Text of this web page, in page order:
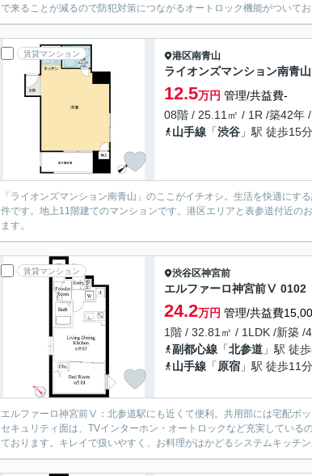
で来ることが減るので防犯対策につながるオートロック機能がついて
賃貸マンション 港区南青山
ライオンズマンション南青山
12.5万円 管理/共益費-
08階 / 25.11㎡ / 1R /築42年
山手線 「渋谷 」駅 徒歩15分
「ライオンズマンション南青山」のここがイチオシ。生活を快適に
件です。地上11階建てのマンションです。港区エリアと表参道付近の
ます。
賃貸マンション 渋谷区神宮前
エルファーロ神宮前Ⅴ 0102
24.2万円 管理/共益費
1階 / 32.81㎡ / 1LDK /新築 /
副都心線 「北参道 」駅 徒
山手線 「原宿 」駅 徒歩11分
エルファーロ神宮前Ⅴ：北参道駅にも近くて便利。共用部には宅配ボ
セキュリティ面は、TVインターホン・オートロックなど充実してい
ております。キレイで扱いやすく、お料理がはかどるシステムキッチ